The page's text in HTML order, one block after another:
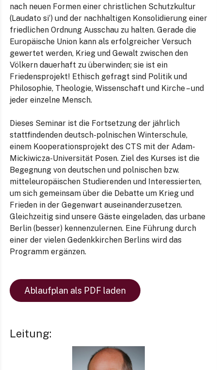
nach neuen Formen einer christlichen Schutzkultur
(Laudato si‘) und der nachhaltigen Konsolidierung einer
friedlichen Ordnung Ausschau zu halten. Gerade die
Europäische Union kann als erfolgreicher Versuch
gewertet werden, Krieg und Gewalt zwischen den
Völkern dauerhaft zu überwinden; sie ist ein
Friedensprojekt! Ethisch gefragt sind Politik und
Philosophie, Theologie, Wissenschaft und Kirche – und
jeder einzelne Mensch.
Dieses Seminar ist die Fortsetzung der jährlich
stattfindenden deutsch-polnischen Winterschule,
einem Kooperationsprojekt des CTS mit der Adam-
Mickiwicza-Universität Posen. Ziel des Kurses ist die
Begegnung von deutschen und polnischen bzw.
mitteleuropäischen Studierenden und Interessierten,
um sich gemeinsam über die Debatte um Krieg und
Frieden in der Gegenwart auseinanderzusetzen.
Gleichzeitig sind unsere Gäste eingeladen, das urbane
Berlin (besser) kennenzulernen. Eine Führung durch
einer der vielen Gedenkkirchen Berlins wird das
Programm ergänzen.
Ablaufplan als PDF laden
Leitung: